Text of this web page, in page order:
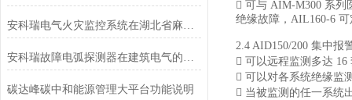
安科瑞电气火灾监控系统在湖北省麻城广场的设计与应用
安科瑞故障电弧探测器在建筑电气的设计与应用
碳达峰碳中和能源管理大平台功能说明
 可与 AIM-M300 系列
绝缘故障，AIL160-6
2.4 AID150/200 集中报
 可以远程监测多达
 可以对各系统绝缘监
 当被监测的任一系统